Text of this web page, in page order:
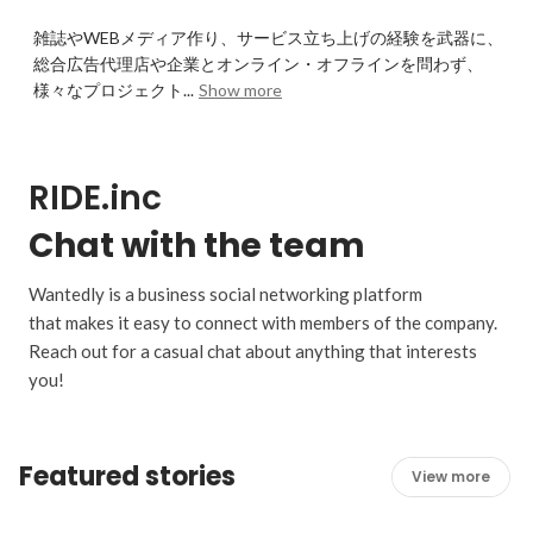
雑誌やWEBメディア作り、サービス立ち上げの経験を武器に、
総合広告代理店や企業とオンライン・オフラインを問わず、
様々なプロジェクト... Show more
RIDE.inc
Chat with the team
Wantedly is a business social networking platform
that makes it easy to connect with members of the company.
Reach out for a casual chat about anything that interests
you!
Featured stories View more